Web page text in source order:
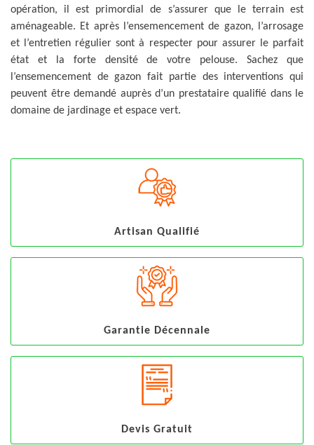
opération, il est primordial de s’assurer que le terrain est
aménageable. Et après l’ensemencement de gazon, l’arrosage
et l’entretien régulier sont à respecter pour assurer le parfait
état et la forte densité de votre pelouse. Sachez que
l’ensemencement de gazon fait partie des interventions qui
peuvent être demandé auprès d’un prestataire qualifié dans le
domaine de jardinage et espace vert.
Artisan Qualifié
Garantie Décennale
Devis Gratuit